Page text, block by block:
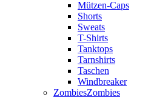
Mützen-Caps
Shorts
Sweats
T-Shirts
Tanktops
Tarnshirts
Taschen
Windbreaker
ZombiesZombies